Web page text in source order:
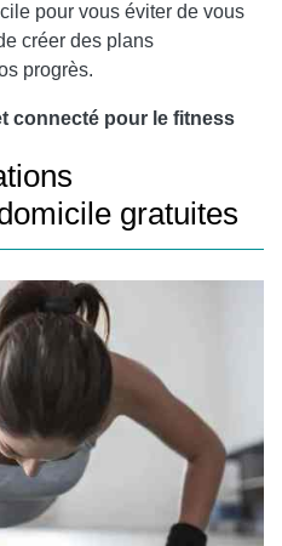
pour vous éviter de vous
créer des plans
progrès.
connecté pour le fitness
gratuites